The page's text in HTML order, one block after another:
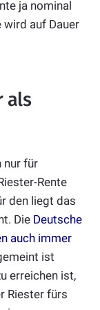
ja nominal
wird auf Dauer
als
nur für
Rente
den liegt das
Die Deutsche
auch immer
ist
erreichen ist,
Riester fürs